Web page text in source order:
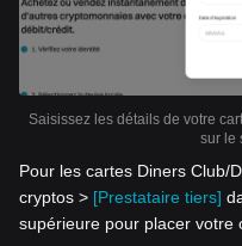
Saisissez les détails de votre
sur le
Pour les cartes Diners Club/
cryptos > [Prestataire tiers]
supérieure pour placer votre